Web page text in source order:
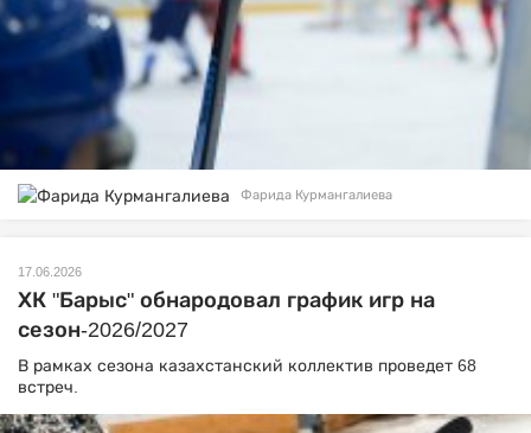
Фарида Курмангалиева
17.06.2026
ХК "Барыс" обнародовал график игр на
сезон-2026/2027
В рамках сезона казахстанский коллектив проведет 68
встреч.